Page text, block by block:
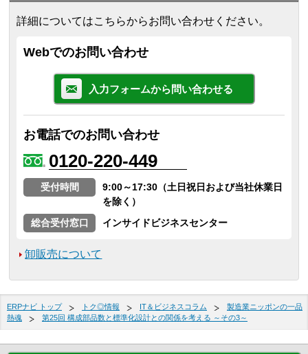
詳細についてはこちらからお問い合わせください。
Webでのお問い合わせ
入力フォームから問い合わせる
お電話でのお問い合わせ
0120-220-449
受付時間
9:00～17:30（土日祝日および当社休業日
を除く）
総合受付窓口
インサイドビジネスセンター
卸販売について
ERPナビ トップ トク◎情報 IT＆ビジネスコラム
製造業ニッポンの一品
熱魂
第25回 構成部品数と標準化設計との関係を考える ～その3～